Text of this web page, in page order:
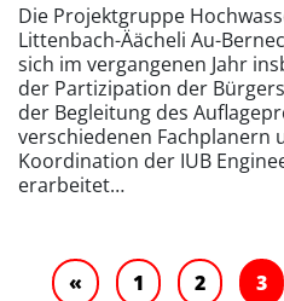
Die Projektgruppe
Littenbach-Äächeli Au-
sich im vergangenen Jahr
der Partizipation der
der Begleitung des
verschiedenen Fachplanern
Koordination der IUB
erarbeitet…
« 1 2 3